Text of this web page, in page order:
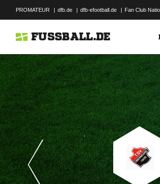
PROMATEUR | dfb.de | dfb-efootball.de | Fan Club
FUSSBALL.DE